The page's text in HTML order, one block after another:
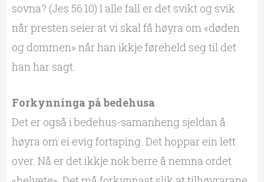
sovna? (Jes 56:10) I alle fall er det svikt og svik
når presten seier at vi skal få høyra om «døden
og dommen» når han ikkje føreheld seg til det
han har sagt.
Forkynninga på bedehusa
Det er også i bedehus-samanheng sjeldan å
høyra om ei evig fortaping. Det hoppar ein lett
over. Nå er det ikkje nok berre å nemna ordet